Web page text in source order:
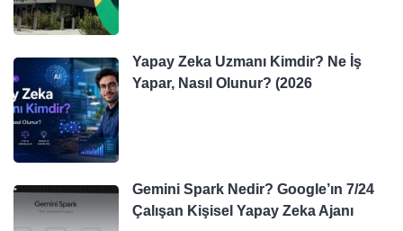
Yapay Zeka Uzmanı Kimdir? Ne İş
Yapar, Nasıl Olunur? (2026
Gemini Spark Nedir? Google’ın 7/24
Çalışan Kişisel Yapay Zeka Ajanı